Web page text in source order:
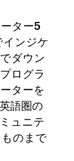
ター5
ンジケ
ダウン
ログラ
ターを
語圏の
ュニテ
のまで